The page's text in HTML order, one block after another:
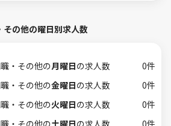
の他の曜日別求人数
・その他の月曜日の求人数
0件
・その他の金曜日の求人数
0件
・その他の火曜日の求人数
0件
・その他の土曜日の求人数 0件